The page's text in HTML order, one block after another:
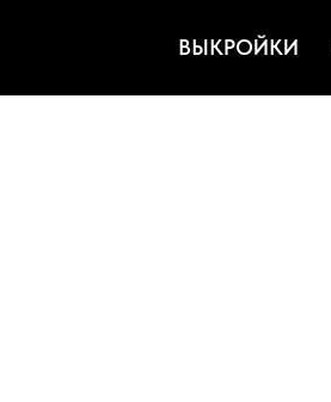
ВЫКРОЙКИ